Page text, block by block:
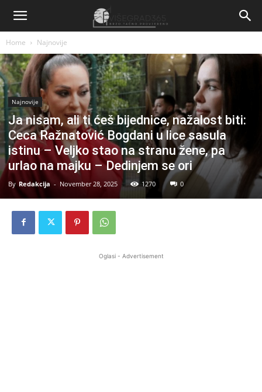
Home Najnovije
Najnovije
Ja nisam, ali ti ćeš bijednice, nažalost biti:
Ceca Ražnatović Bogdani u lice sasula
istinu – Veljko stao na stranu žene, pa
urlao na majku – Dedinjem se ori
By Redakcija - November 28, 2025 1270 0
Oglasi - Advertisement